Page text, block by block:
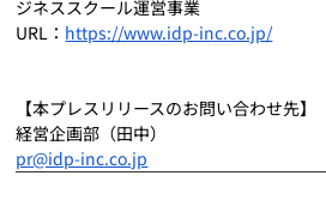
ジネススクール運営事業
URL： https://www.idp-inc.co.jp/
【本プレスリリースのお問い合わせ先】
経営企画部（田中）
pr@idp-inc.co.jp